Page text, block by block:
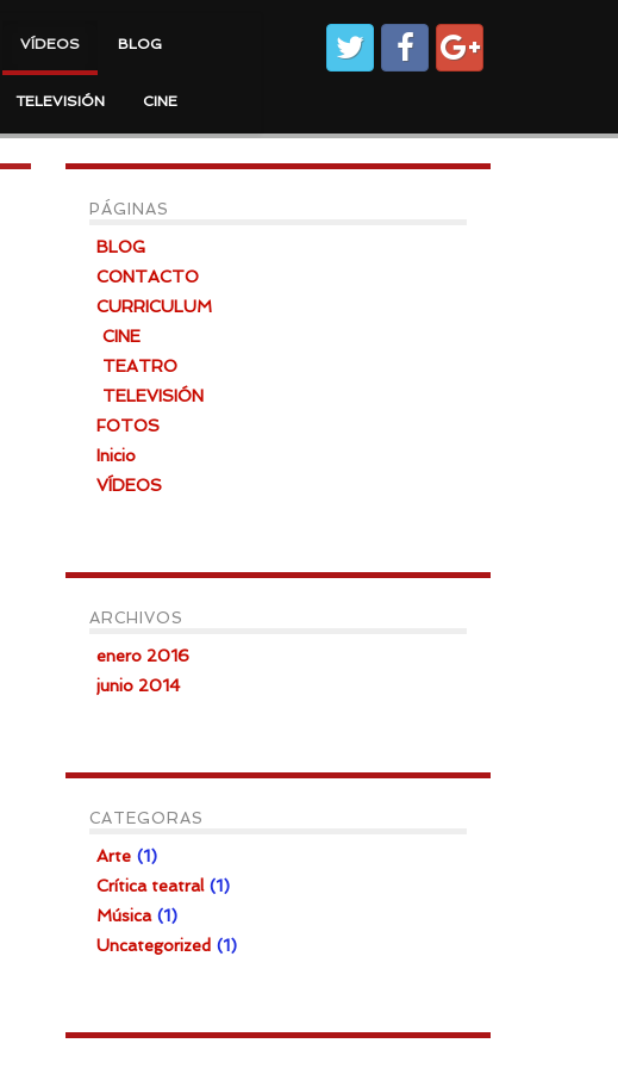
VÍDEOS BLOG
TELEVISIÓN CINE
PÁGINAS
BLOG
CONTACTO
CURRICULUM
CINE
TEATRO
TELEVISIÓN
FOTOS
Inicio
VÍDEOS
ARCHIVOS
enero 2016
junio 2014
CATEGORAS
Arte (1)
Crítica teatral(1)
Música(1)
Uncategorized (1)